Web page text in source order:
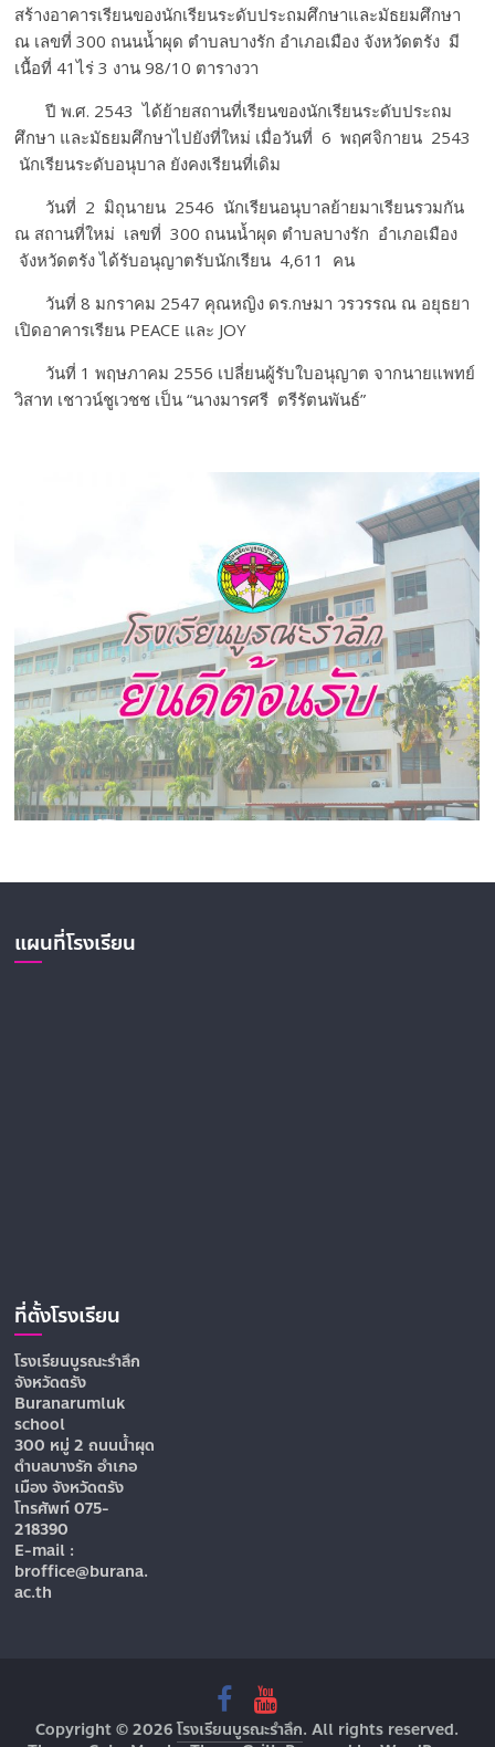
สร้างอาคารเรียนของนักเรียนระดับประถมศึกษาและมัธยมศึกษา
ณ เลขที่ 300 ถนนน้ำผุด ตำบลบางรัก อำเภอเมือง จังหวัดตรัง มี
เนื้อที่ 41ไร่ 3 งาน 98/10 ตารางวา
ปี พ.ศ. 2543 ได้ย้ายสถานที่เรียนของนักเรียนระดับประถม
ศึกษา และมัธยมศึกษาไปยังที่ใหม่ เมื่อวันที่ 6 พฤศจิกายน 2543
นักเรียนระดับอนุบาล ยังคงเรียนที่เดิม
วันที่ 2 มิถุนายน 2546 นักเรียนอนุบาลย้ายมาเรียนรวมกัน
ณ สถานที่ใหม่ เลขที่ 300 ถนนน้ำผุด ตำบลบางรัก อำเภอเมือง
จังหวัดตรัง ได้รับอนุญาตรับนักเรียน 4,611 คน
วันที่ 8 มกราคม 2547 คุณหญิง ดร.กษมา วรวรรณ ณ อยุธยา
เปิดอาคารเรียน PEACE และ JOY
วันที่ 1 พฤษภาคม 2556 เปลี่ยนผู้รับใบอนุญาต จากนายแพทย์
วิสาท เชาวน์ชูเวชช เป็น “นางมารศรี ตรีรัตนพันธ์”
แผนที่โรงเรียน
ที่ตั้งโรงเรียน
โรงเรียนบูรณะรำลึก
จังหวัดตรัง
Buranarumluk
school
300 หมู่ 2 ถนนน้ำผุด
ตำบลบางรัก อำเภอ
เมือง จังหวัดตรัง
โทรศัพท์ 075-
218390
E-mail :
broffice@burana.
ac.th
Copyright © 2026โรงเรียนบูรณะรำลึก. All rights reserved.